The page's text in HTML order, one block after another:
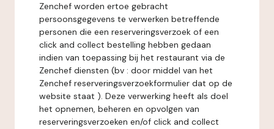
Zenchef worden ertoe gebracht
persoonsgegevens te verwerken betreffende
personen die een reserveringsverzoek of een
click and collect bestelling hebben gedaan
indien van toepassing bij het restaurant via de
Zenchef diensten (bv : door middel van het
Zenchef reserveringsverzoekformulier dat op de
website staat ). Deze verwerking heeft als doel
het opnemen, beheren en opvolgen van
reserveringsverzoeken en/of click and collect